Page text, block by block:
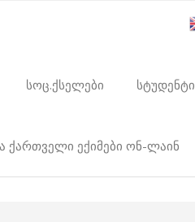
სოც.ქსელები სტუდენტი
ქართველი ექიმები ონ-ლაინ